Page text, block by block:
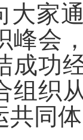
大家
峰会
成功
组织
共同